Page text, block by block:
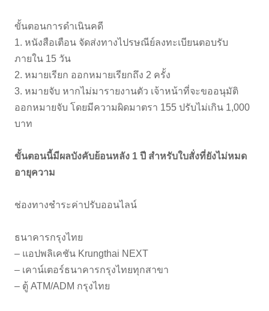
ขั้นตอนการดำเนินคดี
1. หนังสือเตือน จัดส่งทางไปรษณีย์ลงทะเบียนตอบรับ
ภายใน 15 วัน
2. หมายเรียก ออกหมายเรียกถึง 2 ครั้ง
3. หมายจับ หากไม่มารายงานตัว เจ้าหน้าที่จะขออนุมัติ
ออกหมายจับ โดยมีความผิดมาตรา 155 ปรับไม่เกิน 1,000
บาท
ขั้นตอนนี้มีผลบังคับย้อนหลัง 1 ปี สำหรับใบสั่งที่ยังไม่หมด
อายุความ
ช่องทางชำระค่าปรับออนไลน์
ธนาคารกรุงไทย
– แอปพลิเคชัน Krungthai NEXT
– เคาน์เตอร์ธนาคารกรุงไทยทุกสาขา
– ตู้ ATM/ADM กรุงไทย